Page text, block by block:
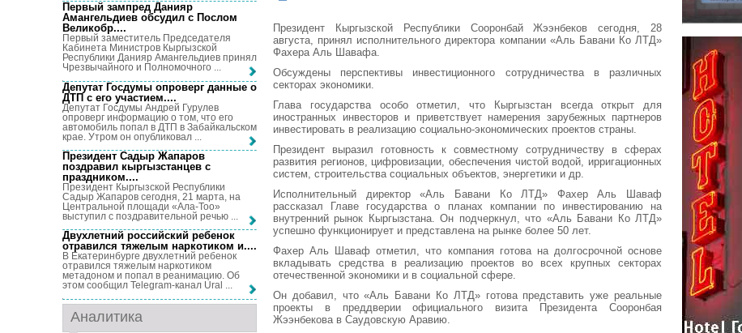
Президент Кыргызской Республики Сооронбай Жээнбеков сегодня, 28
августа, принял исполнительного директора компании «Аль Бавани Ко ЛТД»
Фахера Аль Шавафа.
Обсуждены перспективы инвестиционного сотрудничества в различных
секторах экономики.
Глава государства особо отметил, что Кыргызстан всегда открыт для
иностранных инвесторов и приветствует намерения зарубежных партнеров
инвестировать в реализацию социально-экономических проектов страны.
Президент выразил готовность к совместному сотрудничеству в сферах
развития регионов, цифровизации, обеспечения чистой водой, ирригационных
систем, строительства социальных объектов, энергетики и др.
Исполнительный директор «Аль Бавани Ко ЛТД» Фахер Аль Шаваф
рассказал Главе государства о планах компании по инвестированию на
внутренний рынок Кыргызстана. Он подчеркнул, что «Аль Бавани Ко ЛТД»
успешно функционирует и представлена на рынке более 50 лет.
Фахер Аль Шаваф отметил, что компания готова на долгосрочной основе
вкладывать средства в реализацию проектов во всех крупных секторах
отечественной экономики и в социальной сфере.
Он добавил, что «Аль Бавани Ко ЛТД» готова представить уже реальные
проекты в преддверии официального визита Президента Сооронбая
Жээнбекова в Саудовскую Аравию.
Первый зампред Данияр
Амангельдиев обсудил с Послом
Великобр....
Первый заместитель Председателя
Кабинета Министров Кыргызской
Республики Данияр Амангельдиев принял
Чрезвычайного и Полномочного ...
Депутат Госдумы опроверг данные о
ДТП с его участием....
Депутат Госдумы Андрей Гурулев
опроверг информацию о том, что его
автомобиль попал в ДТП в Забайкальском
крае. Утром он опубликовал ...
Президент Садыр Жапаров
поздравил кыргызстанцев с
праздником....
Президент Кыргызской Республики
Садыр Жапаров сегодня, 21 марта, на
Центральной площади «Ала-Тоо»
выступил с поздравительной речью ...
Двухлетний российский ребенок
отравился тяжелым наркотиком и....
В Екатеринбурге двухлетний ребенок
отравился тяжелым наркотиком
метадоном и попал в реанимацию. Об
этом сообщил Telegram-канал Ural ...
Аналитика